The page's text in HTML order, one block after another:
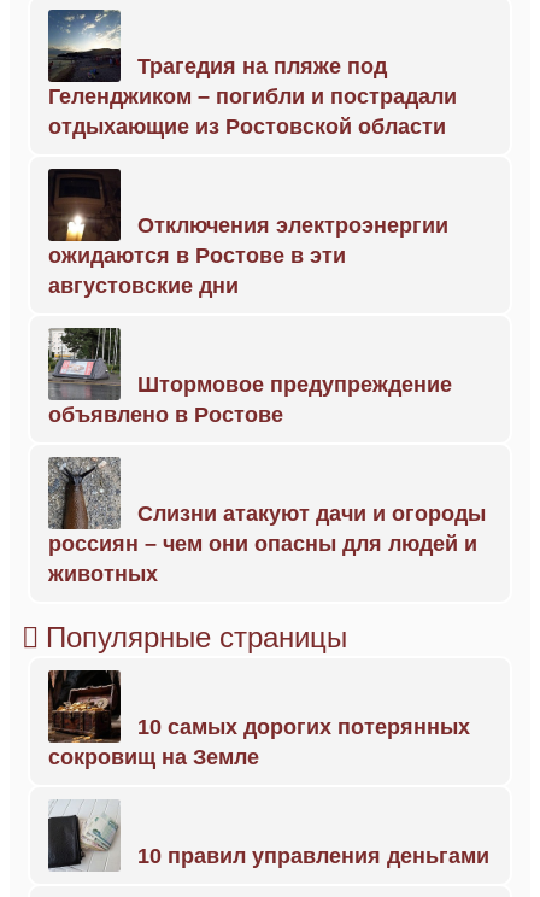
Трагедия на пляже под
Геленджиком – погибли и пострадали
отдыхающие из Ростовской области
Отключения электроэнергии
ожидаются в Ростове в эти
августовские дни
Штормовое предупреждение
объявлено в Ростове
Слизни атакуют дачи и огороды
россиян – чем они опасны для людей и
животных
Популярные страницы
10 самых дорогих потерянных
сокровищ на Земле
10 правил управления деньгами